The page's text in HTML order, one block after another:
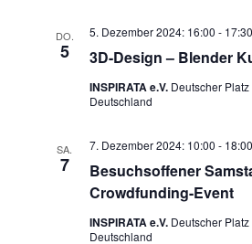
DO.
5 3D-Design – Blender
5. Dezember 2024: 16:00 - 17:30
INSPIRATA e.V. Deutscher
Deutschland
SA.
7
Besuchsoffener
Crowdfunding-Event
7. Dezember 2024: 10:00 - 18:00
INSPIRATA e.V. Deutscher
Deutschland